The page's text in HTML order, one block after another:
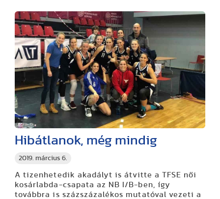
2019. március 6.
Hibátlanok, még mindig
A tizenhetedik akadályt is átvitte a TFSE női
kosárlabda-csapata az NB I/B-ben, így
továbbra is százszázalékos mutatóval vezeti a